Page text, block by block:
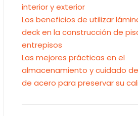
interior y exterior
Los beneficios de utilizar
deck en la construcción de
entrepisos
Las mejores prácticas en el
almacenamiento y cuidado
de acero para preservar su